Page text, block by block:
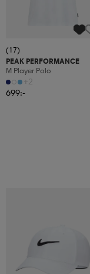
(17)
PEAK PERFORMANCE
M Player Polo
+2
699:-